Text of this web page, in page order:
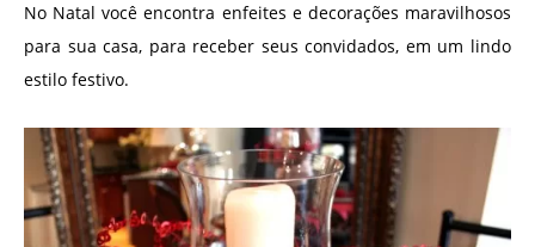
No Natal você encontra enfeites e decorações maravilhosos
para sua casa, para receber seus convidados, em um lindo
estilo festivo.